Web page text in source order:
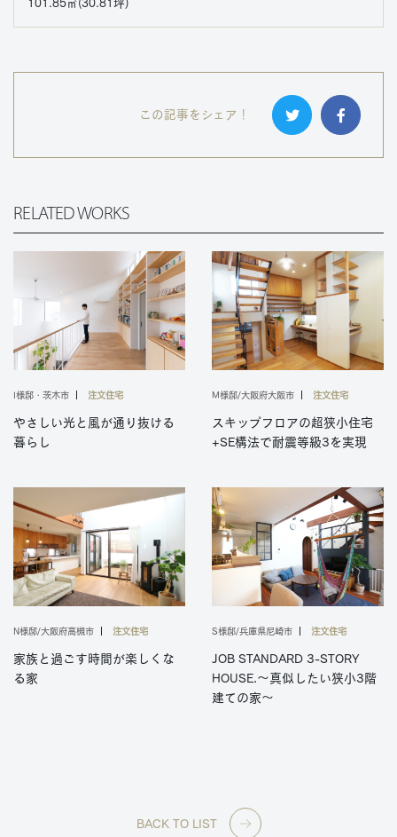
101.85㎡(30.81坪)
この記事をシェア！
RELATED WORKS
I様邸・茨木市 注文住宅
やさしい光と風が通り抜ける
暮らし
M様邸/大阪府大阪市 注文住宅
スキップフロアの超狭小住宅
+SE構法で耐震等級3を実現
N様邸/大阪府高槻市 注文住宅
家族と過ごす時間が楽しくな
る家
S様邸/兵庫県尼崎市 注文住宅
JOB STANDARD 3-STORY
HOUSE.～真似したい狭小3階
建ての家～
BACK TO LIST